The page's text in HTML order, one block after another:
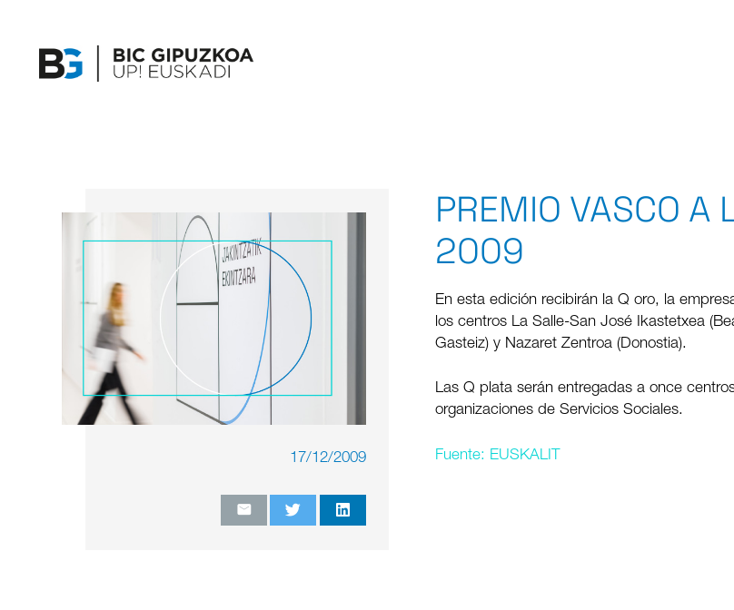
17/12/2009
PREMIO VASCO A
2009
En esta edición recibirán la Q oro, la
los centros La Salle-San José Ikastetxea
Gasteiz) y Nazaret Zentroa (Donostia).
Las Q plata serán entregadas a once
organizaciones de Servicios Sociales.
Fuente: EUSKALIT